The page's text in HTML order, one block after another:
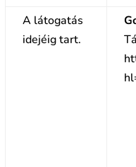
A látogatás
idejéig tart.